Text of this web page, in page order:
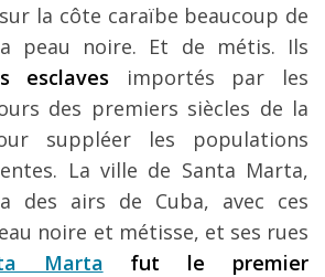
la côte caraïbe beaucoup de
peau noire. Et de métis. Ils
esclaves importés par les
des premiers siècles de la
suppléer les populations
La ville de Santa Marta,
des airs de Cuba, avec ces
noire et métisse, et ses rues
Marta fut le premier